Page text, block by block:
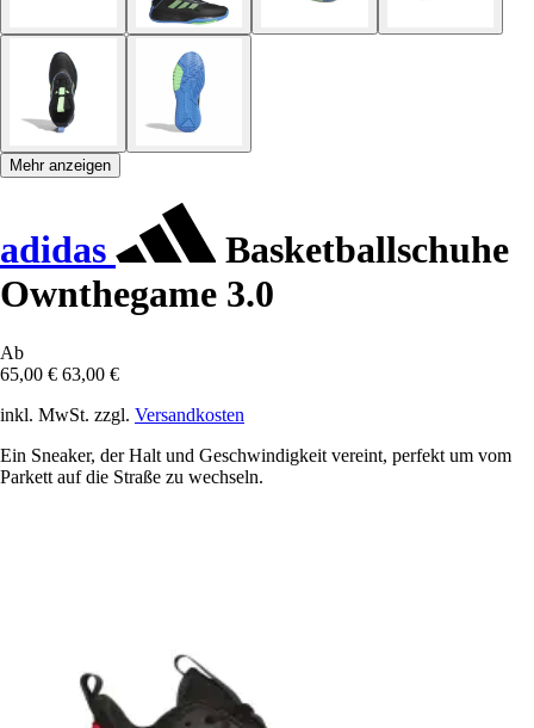
Mehr anzeigen
adidas
Basketballschuhe
Ownthegame 3.0
Ab
65,00 € 63,00 €
inkl. MwSt. zzgl. Versandkosten
Ein Sneaker, der Halt und Geschwindigkeit vereint, perfekt um vom
Parkett auf die Straße zu wechseln.